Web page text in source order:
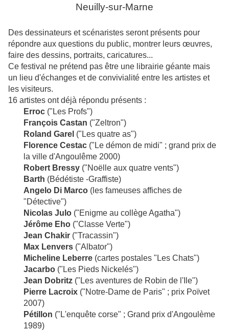
Neuilly-sur-Marne
Des dessinateurs et scénaristes seront présents pour
répondre aux questions du public, montrer leurs œuvres,
faire des dessins, portraits, caricatures...
Ce festival ne prétend pas être une librairie géante mais
un lieu d'échanges et de convivialité entre les artistes et
les visiteurs.
16 artistes ont déjà répondu présents :
Erroc ("Les Profs")
François Castan ("Zeltron")
Roland Garel ("Les quatre as")
Florence Cestac ("Le démon de midi" ; grand prix de
la ville d'Angoulême 2000)
Robert Bressy ("Noëlle aux quatre vents")
Barth (Bédétiste -Graffiste)
Angelo Di Marco (les fameuses affiches de
"Détective")
Nicolas Julo ("Enigme au collège Agatha")
Jérôme Eho ("Classe Verte")
Jean Chakir ("Tracassin")
Max Lenvers ("Albator")
Micheline Leberre (cartes postales "Les Chats")
Jacarbo ("Les Pieds Nickelés")
Jean Dobritz ("Les aventures de Robin de l'Ile")
Pierre Lacroix ("Notre-Dame de Paris" ; prix Poïvet
2007)
Pétillon ("L'enquête corse" ; Grand prix d'Angoulème
1989)